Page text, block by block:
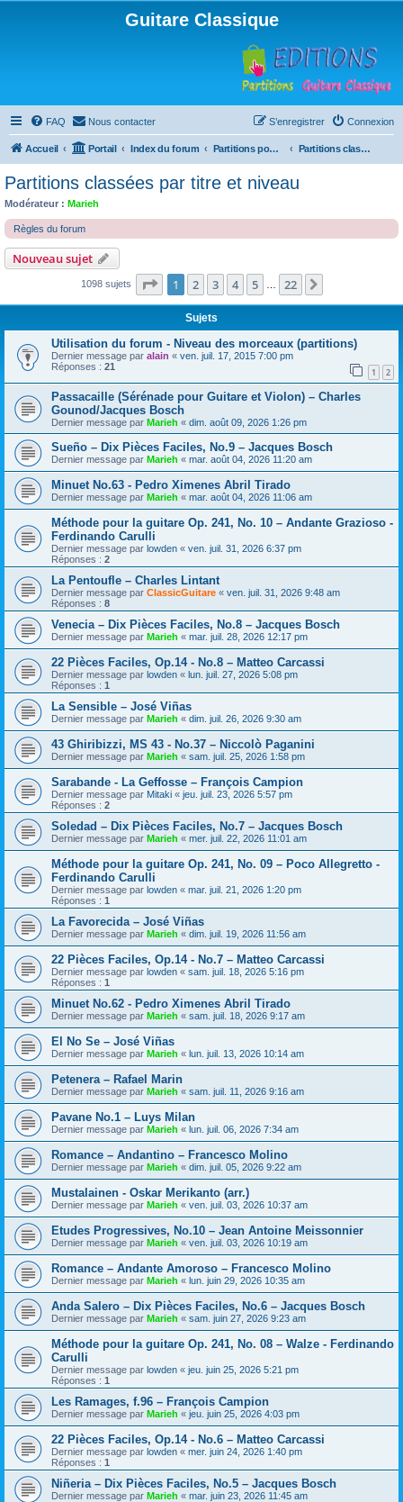
Guitare Classique
FAQ Nous contacter Connexion
S’enregistrer
Accueil Portail Index du forum Partitions pour guitare en libre téléchargement Partitions classées par titre et niveau
Partitions classées par titre et niveau
Modérateur : Marieh
Règles du forum
Nouveau sujet
1098 sujets Page 1sur22
1 2 3 4 5 22
Sujets
Utilisation du forum - Niveau des morceaux (partitions)
Dernier message par alain « ven. juil. 17, 2015 7:00 pm
Réponses : 21 1 2
Passacaille (Sérénade pour Guitare et Violon) – Charles
Gounod/Jacques Bosch
Dernier message par Marieh « dim. août 09, 2026 1:26 pm
Sueño – Dix Pièces Faciles, No.9 – Jacques Bosch
Dernier message par Marieh « mar. août 04, 2026 11:20 am
Minuet No.63 - Pedro Ximenes Abril Tirado
Dernier message par Marieh « mar. août 04, 2026 11:06 am
Méthode pour la guitare Op. 241, No. 10 – Andante Grazioso -
Ferdinando Carulli
Dernier message par lowden « ven. juil. 31, 2026 6:37 pm
Réponses : 2
La Pentoufle – Charles Lintant
Dernier message par ClassicGuitare « ven. juil. 31, 2026 9:48 am
Réponses : 8
Venecia – Dix Pièces Faciles, No.8 – Jacques Bosch
Dernier message par Marieh « mar. juil. 28, 2026 12:17 pm
22 Pièces Faciles, Op.14 - No.8 – Matteo Carcassi
Dernier message par lowden « lun. juil. 27, 2026 5:08 pm
Réponses : 1
La Sensible – José Viñas
Dernier message par Marieh « dim. juil. 26, 2026 9:30 am
43 Ghiribizzi, MS 43 - No.37 – Niccolò Paganini
Dernier message par Marieh « sam. juil. 25, 2026 1:58 pm
Sarabande - La Geffosse – François Campion
Dernier message par Mitaki « jeu. juil. 23, 2026 5:57 pm
Réponses : 2
Soledad – Dix Pièces Faciles, No.7 – Jacques Bosch
Dernier message par Marieh « mer. juil. 22, 2026 11:01 am
Méthode pour la guitare Op. 241, No. 09 – Poco Allegretto -
Ferdinando Carulli
Dernier message par lowden « mar. juil. 21, 2026 1:20 pm
Réponses : 1
La Favorecida – José Viñas
Dernier message par Marieh « dim. juil. 19, 2026 11:56 am
22 Pièces Faciles, Op.14 - No.7 – Matteo Carcassi
Dernier message par lowden « sam. juil. 18, 2026 5:16 pm
Réponses : 1
Minuet No.62 - Pedro Ximenes Abril Tirado
Dernier message par Marieh « sam. juil. 18, 2026 9:17 am
El No Se – José Viñas
Dernier message par Marieh « lun. juil. 13, 2026 10:14 am
Petenera – Rafael Marin
Dernier message par Marieh « sam. juil. 11, 2026 9:16 am
Pavane No.1 – Luys Milan
Dernier message par Marieh « lun. juil. 06, 2026 7:34 am
Romance – Andantino – Francesco Molino
Dernier message par Marieh « dim. juil. 05, 2026 9:22 am
Mustalainen - Oskar Merikanto (arr.)
Dernier message par Marieh « ven. juil. 03, 2026 10:37 am
Etudes Progressives, No.10 – Jean Antoine Meissonnier
Dernier message par Marieh « ven. juil. 03, 2026 10:19 am
Romance – Andante Amoroso – Francesco Molino
Dernier message par Marieh « lun. juin 29, 2026 10:35 am
Anda Salero – Dix Pièces Faciles, No.6 – Jacques Bosch
Dernier message par Marieh « sam. juin 27, 2026 9:23 am
Méthode pour la guitare Op. 241, No. 08 – Walze - Ferdinando
Carulli
Dernier message par lowden « jeu. juin 25, 2026 5:21 pm
Réponses : 1
Les Ramages, f.96 – François Campion
Dernier message par Marieh « jeu. juin 25, 2026 4:03 pm
22 Pièces Faciles, Op.14 - No.6 – Matteo Carcassi
Dernier message par lowden « mer. juin 24, 2026 1:40 pm
Réponses : 1
Niñeria – Dix Pièces Faciles, No.5 – Jacques Bosch
Dernier message par Marieh « mar. juin 23, 2026 11:45 am